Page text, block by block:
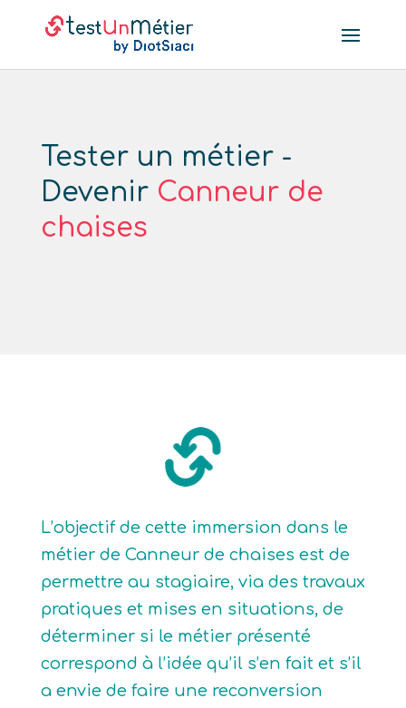
Tester un métier -
Devenir Canneur de
chaises
L’objectif de cette immersion dans le
métier de Canneur de chaises est de
permettre au stagiaire, via des travaux
pratiques et mises en situations, de
déterminer si le métier présenté
correspond à l’idée qu’il s’en fait et s’il
a envie de faire une reconversion